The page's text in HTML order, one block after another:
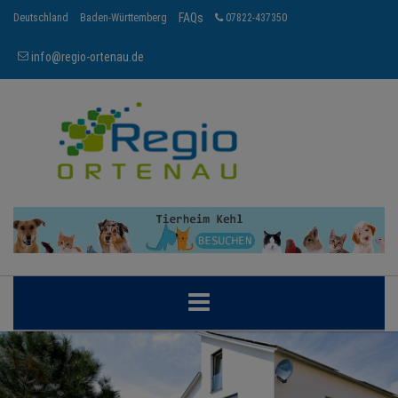
Deutschland Baden-Württemberg FAQs 07822-437350
info@regio-ortenau.de
ORTENAU